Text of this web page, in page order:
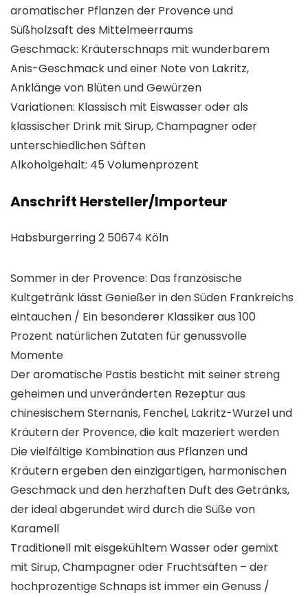
aromatischer Pflanzen der Provence und
Süßholzsaft des Mittelmeerraums
Geschmack: Kräuterschnaps mit wunderbarem
Anis-Geschmack und einer Note von Lakritz,
Anklänge von Blüten und Gewürzen
Variationen: Klassisch mit Eiswasser oder als
klassischer Drink mit Sirup, Champagner oder
unterschiedlichen Säften
Alkoholgehalt: 45 Volumenprozent
Anschrift Hersteller/Importeur
Habsburgerring 2 50674 Köln
Sommer in der Provence: Das französische
Kultgetränk lässt Genießer in den Süden Frankreichs
eintauchen / Ein besonderer Klassiker aus 100
Prozent natürlichen Zutaten für genussvolle
Momente
Der aromatische Pastis besticht mit seiner streng
geheimen und unveränderten Rezeptur aus
chinesischem Sternanis, Fenchel, Lakritz-Wurzel und
Kräutern der Provence, die kalt mazeriert werden
Die vielfältige Kombination aus Pflanzen und
Kräutern ergeben den einzigartigen, harmonischen
Geschmack und den herzhaften Duft des Getränks,
der ideal abgerundet wird durch die Süße von
Karamell
Traditionell mit eisgekühltem Wasser oder gemixt
mit Sirup, Champagner oder Fruchtsäften – der
hochprozentige Schnaps ist immer ein Genuss /